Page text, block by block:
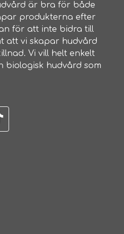
är bra för både
produkterna efter
för att inte bidra till
att vi skapar hudvård
Vi vill helt enkelt
biologisk hudvård som